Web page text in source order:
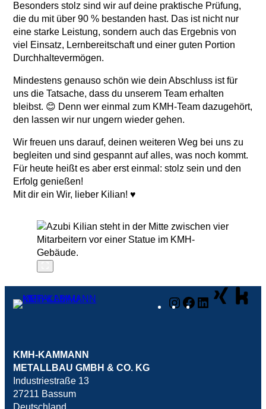
Besonders stolz sind wir auf deine praktische Prüfung,
die du mit über 90 % bestanden hast. Das ist nicht nur
eine starke Leistung, sondern auch das Ergebnis von
viel Einsatz, Lernbereitschaft und einer guten Portion
Durchhaltevermögen.
Mindestens genauso schön wie dein Abschluss ist für
uns die Tatsache, dass du unserem Team erhalten
bleibst. 😊 Denn wer einmal zum KMH-Team dazugehört,
den lassen wir nur ungern wieder gehen.
Wir freuen uns darauf, deinen weiteren Weg bei uns zu
begleiten und sind gespannt auf alles, was noch kommt.
Für heute heißt es aber erst einmal: stolz sein und den
Erfolg genießen!
Mit dir ein Wir, lieber Kilian! ♥️
Instagram
Facebook
LinkedIn
KMH-KAMMANN
METALLBAU GMBH & CO. KG
Industriestraße 13
27211 Bassum